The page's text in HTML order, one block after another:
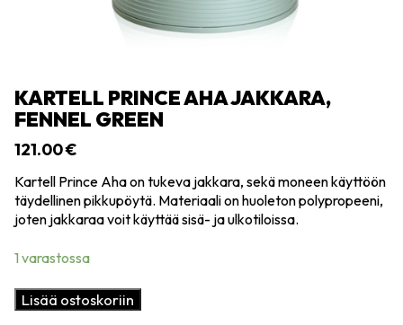
KARTELL PRINCE AHA JAKKARA,
FENNEL GREEN
121.00€
Kartell Prince Aha on tukeva jakkara, sekä moneen käyttöön
täydellinen pikkupöytä. Materiaali on huoleton polypropeeni,
joten jakkaraa voit käyttää sisä- ja ulkotiloissa.
1 varastossa
Kartell
Prince
Lisää ostoskoriin